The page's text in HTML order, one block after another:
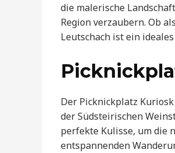
die malerische
Region verzaubern. Ob
Leutschach ist ein
Der Picknickplatz
der Südsteirischen
perfekte Kulisse, um die
entspannenden